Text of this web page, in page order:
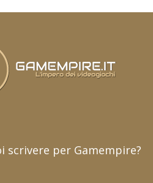
scrivere per Gamempire?